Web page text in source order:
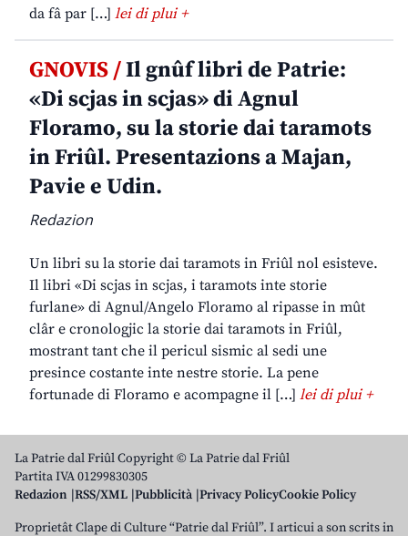
da fâ par […] lei di plui +
GNOVIS /Il gnûf libri de Patrie:
«Di scjas in scjas» di Agnul
Floramo, su la storie dai taramots
in Friûl. Presentazions a Majan,
Pavie e Udin.
Redazion
Un libri su la storie dai taramots in Friûl nol esisteve.
Il libri «Di scjas in scjas, i taramots inte storie
furlane» di Agnul/Angelo Floramo al ripasse in mût
clâr e cronologjic la storie dai taramots in Friûl,
mostrant tant che il pericul sismic al sedi une
presince costante inte nestre storie. La pene
fortunade di Floramo e acompagne il […] lei di plui +
La Patrie dal Friûl Copyright © La Patrie dal Friûl
Partita IVA 01299830305
Redazion RSS/XML Pubblicità Privacy PolicyCookie Policy
Proprietât Clape di Culture “Patrie dal Friûl”. I articui a son scrits in